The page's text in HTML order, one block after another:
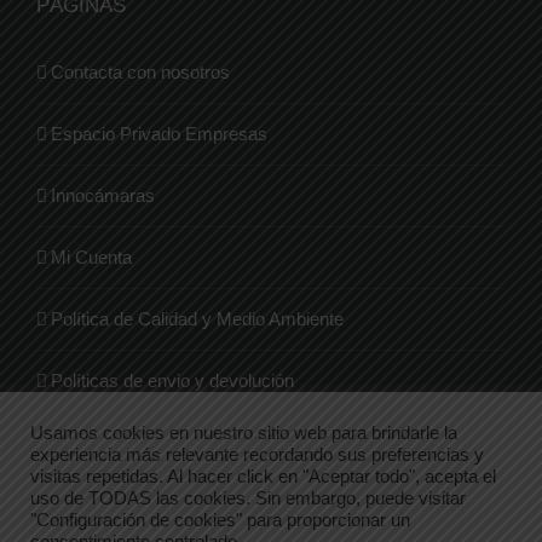
PÁGINAS
Contacta con nosotros
Espacio Privado Empresas
Innocámaras
Mi Cuenta
Política de Calidad y Medio Ambiente
Políticas de envio y devolución
Quienes Somos
Tienda
Usamos cookies en nuestro sitio web para brindarle la
experiencia más relevante recordando sus preferencias y
visitas repetidas. Al hacer click en "Aceptar todo", acepta el
uso de TODAS las cookies. Sin embargo, puede visitar
"Configuración de cookies" para proporcionar un